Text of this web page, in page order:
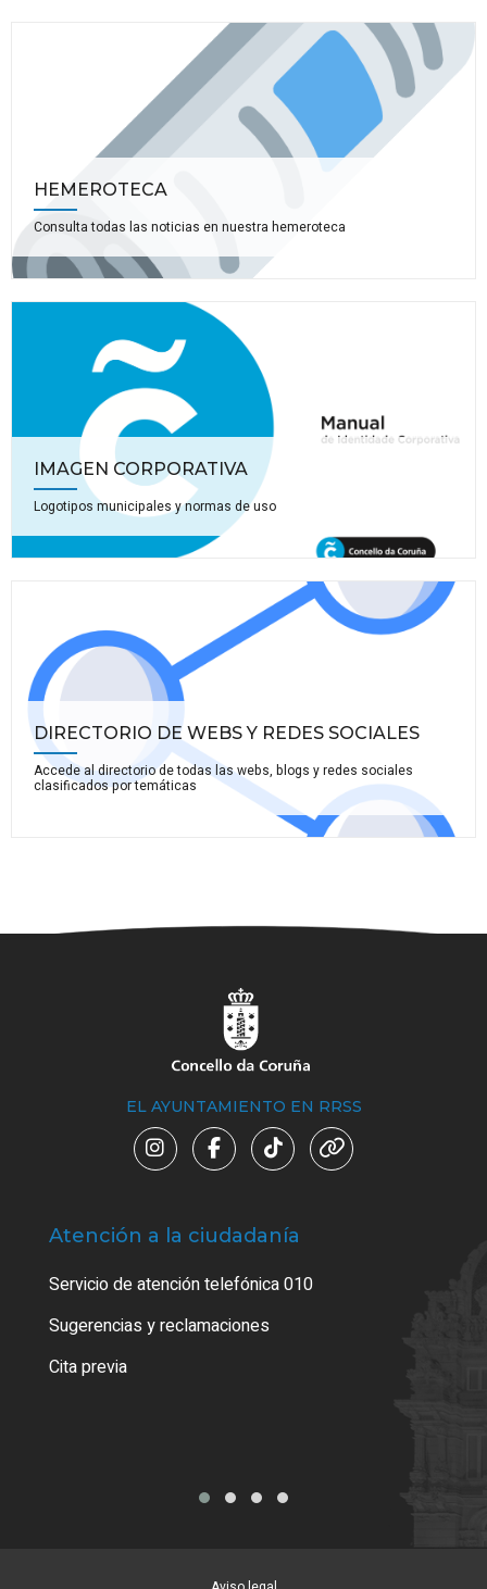
HEMEROTECA
Consulta todas las noticias en nuestra hemeroteca
IMAGEN CORPORATIVA
Logotipos municipales y normas de uso
DIRECTORIO DE WEBS Y REDES SOCIALES
Accede al directorio de todas las webs, blogs y redes sociales
clasificados por temáticas
EL AYUNTAMIENTO EN RRSS
Atención a la ciudadanía
Servicio de atención telefónica 010
Sugerencias y reclamaciones
Cita previa